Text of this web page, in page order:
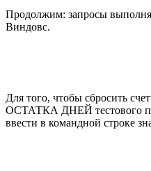
Продолжим: запросы
Виндовс.
Для того, чтобы сбросить
ОСТАТКА ДНЕЙ тестового
ввести в командной строке